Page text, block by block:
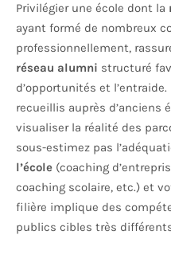
Privilégier une école dont la
ayant formé de nombreux
professionnellement,
réseau alumni structuré
d’opportunités et
recueillis auprès d’anciens
visualiser la réalité des
sous-estimez pas
l’école (coaching
coaching scolaire, etc.) et
filière implique des
publics cibles très